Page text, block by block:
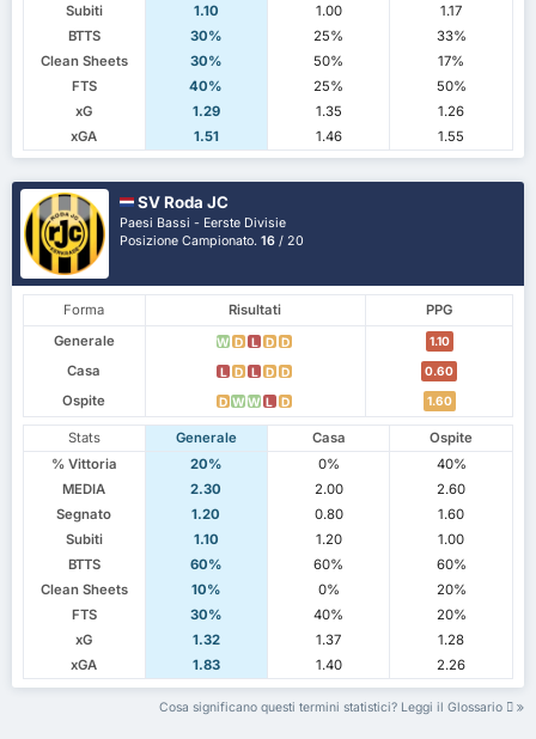
Subiti
1.10 1.00
1.17
BTTS
30% 25%
33%
Clean Sheets
30% 50%
17%
FTS
40% 25%
50%
xG
1.29 1.35
1.26
xGA
1.51 1.46 1.55
SV Roda JC
Paesi Bassi - Eerste Divisie
Posizione Campionato.16 / 20
Forma Risultati
PPG
Generale
W D L D D 1.10
Casa L D L D D 0.60
Ospite D W W L D 1.60
Stats Generale Casa
Ospite
% Vittoria
20% 0%
40%
MEDIA
2.30 2.00
2.60
Segnato
1.20 0.80
1.60
Subiti
1.10 1.20
1.00
BTTS
60% 60%
60%
Clean Sheets
10% 0%
20%
FTS
30% 40%
20%
xG
1.32 1.37
1.28
xGA
1.83 1.40 2.26
Cosa significano questi termini statistici? Leggi il Glossario